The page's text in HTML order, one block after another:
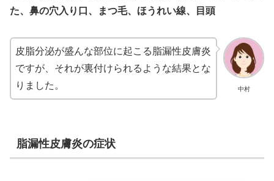
た、鼻の穴入り口、まつ毛、ほうれい線、目頭
中村
皮脂分泌が盛んな部位に起こる脂漏性皮膚炎
ですが、それが裏付けられるような結果とな
りました。
脂漏性皮膚炎の症状